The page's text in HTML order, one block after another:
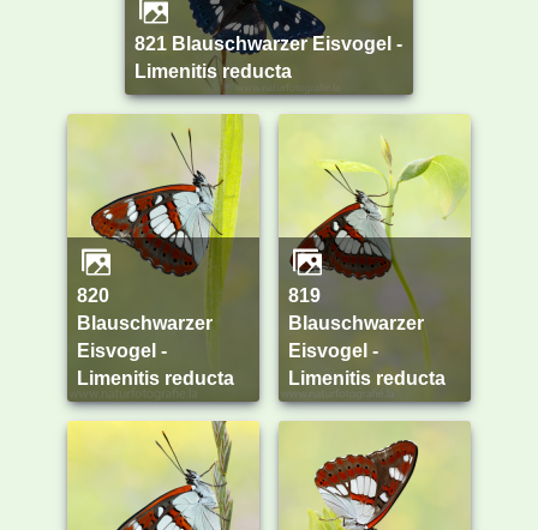
821 Blauschwarzer Eisvogel -
Limenitis reducta
820
Blauschwarzer
Eisvogel -
Limenitis reducta
819
Blauschwarzer
Eisvogel -
Limenitis reducta